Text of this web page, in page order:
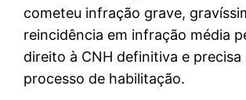
cometeu infração grave,
reincidência em infração média
direito à CNH definitiva e precisa
processo de habilitação.